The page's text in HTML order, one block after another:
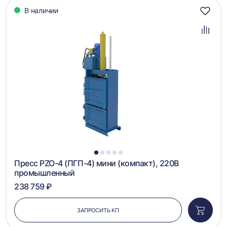
В наличии
1 2 3 4 5
Пресс PZO-4 (ПГП-4) мини (компакт), 220В
промышленный
238 759 ₽
ЗАПРОСИТЬ КП
в